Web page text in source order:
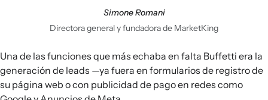
Simone Romani
Directora general y fundadora de MarketKing
Una de las funciones que más echaba en falta Buffetti era la
generación de leads —ya fuera en formularios de registro de
su página web o con publicidad de pago en redes como